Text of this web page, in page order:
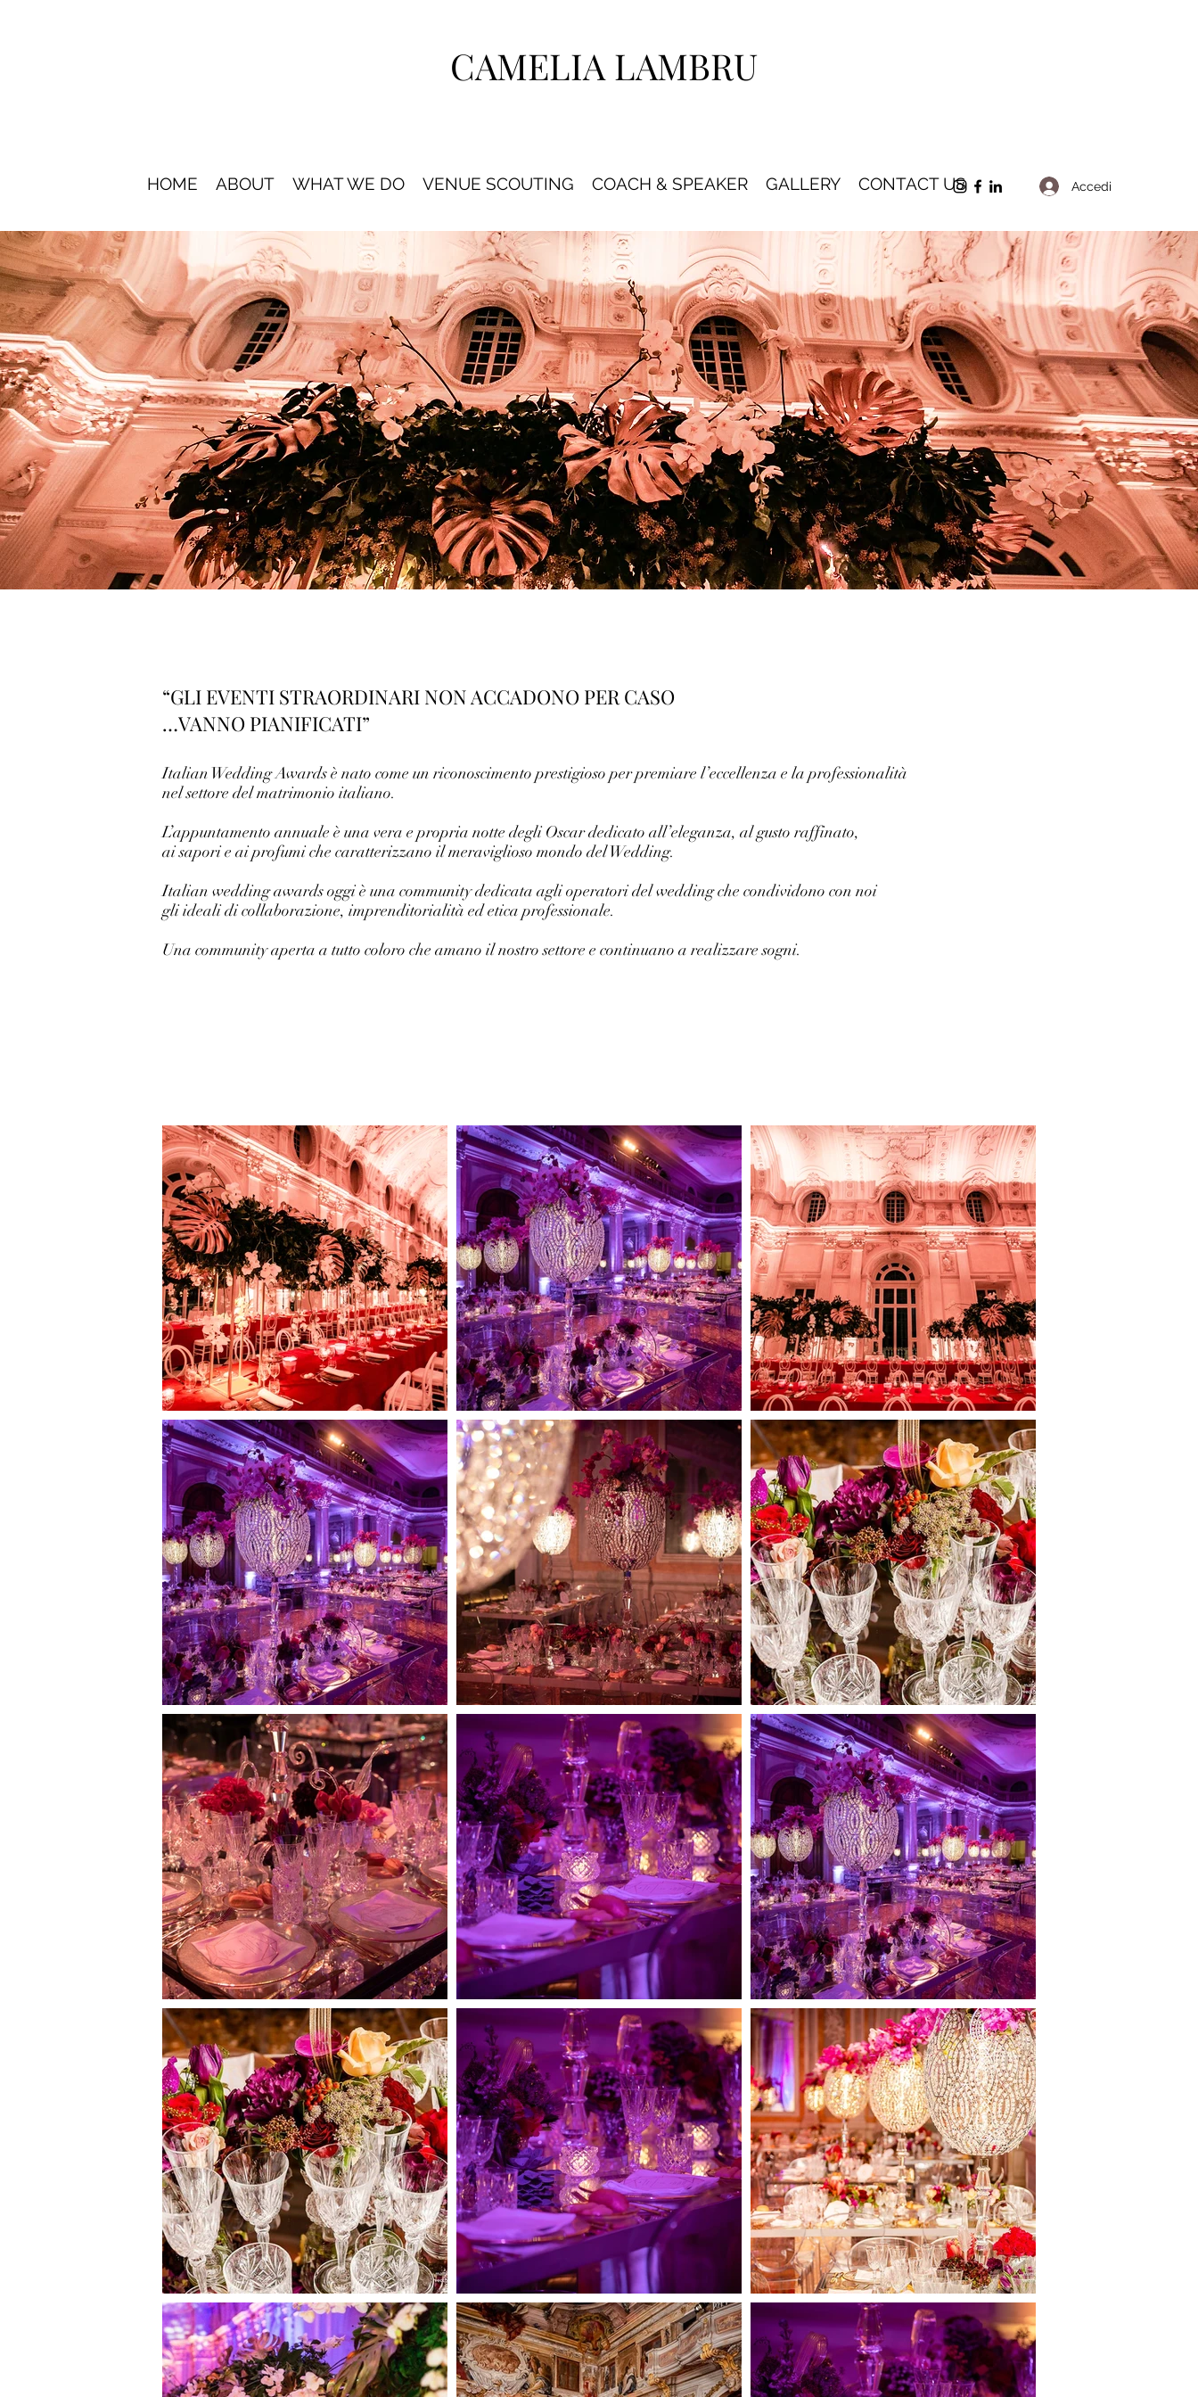
CAMELIA LAMBRU
Accedi
HOME ABOUT WHAT WE DO VENUE SCOUTING COACH & SPEAKER GALLERY CONTACT US
“GLI EVENTI STRAORDINARI NON ACCADONO PER CASO
…VANNO PIANIFICATI”
Italian Wedding Awards è nato come un riconoscimento prestigioso per premiare l’eccellenza e la professionalità
nel settore del matrimonio italiano.
L’appuntamento annuale è una vera e propria notte degli Oscar dedicato all’eleganza, al gusto raffinato,
ai sapori e ai profumi che caratterizzano il meraviglioso mondo del Wedding.
Italian wedding awards oggi è una community dedicata agli operatori del wedding che condividono con noi
gli ideali di collaborazione, imprenditorialità ed etica professionale.
Una community aperta a tutto coloro che amano il nostro settore e continuano a realizzare sogni.